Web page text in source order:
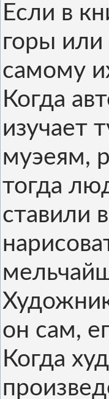
Если в
горы или
самому
Когда
изучает
муэеям,
тогда
ставили
он сам,
Когда